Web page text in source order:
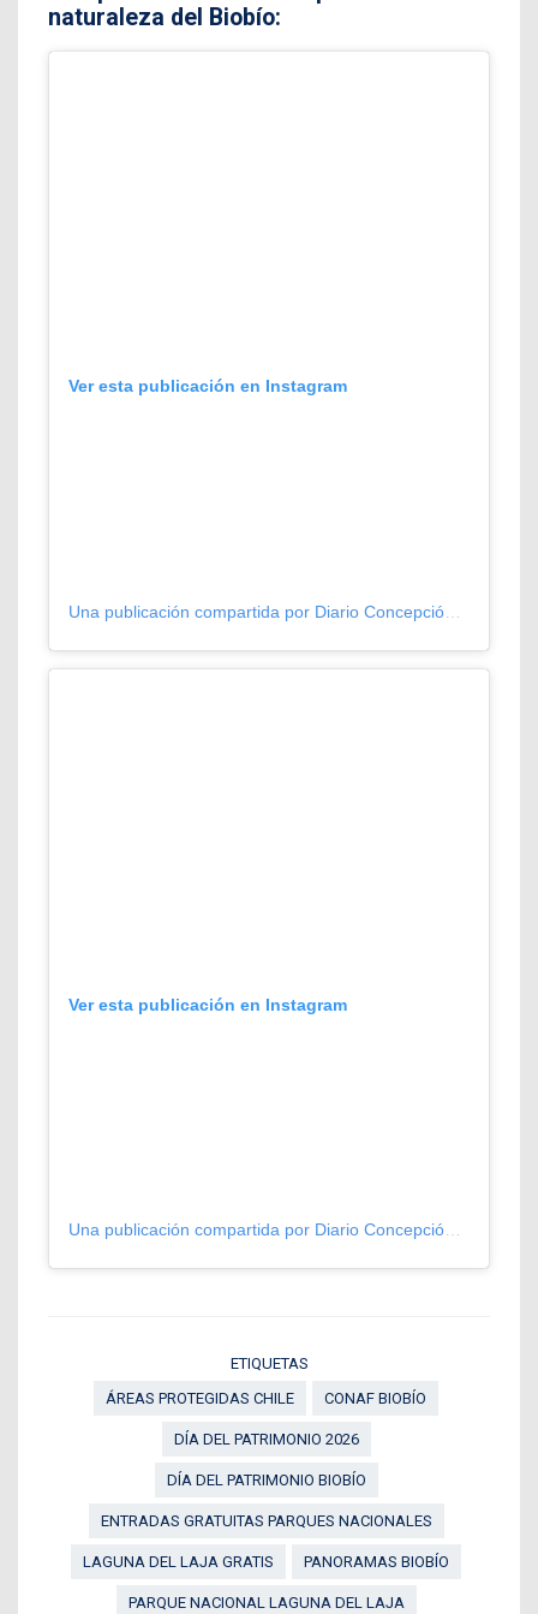
naturaleza del Biobío:
Ver esta publicación en Instagram
Ver esta publicación en Instagram
Una publicación compartida por Diario Concepción (@diarioconcepcion)
ETIQUETAS
ÁREAS PROTEGIDAS CHILE
CONAF BIOBÍO
DÍA DEL PATRIMONIO 2026
DÍA DEL PATRIMONIO BIOBÍO
ENTRADAS GRATUITAS PARQUES NACIONALES
LAGUNA DEL LAJA GRATIS PANORAMAS BIOBÍO
PARQUE NACIONAL LAGUNA DEL LAJA